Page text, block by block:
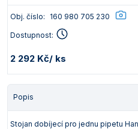
Obj. číslo: 160 980 705 230
Dostupnost:
2 292 Kč/ ks
Popis
Stojan dobíjecí pro jednu pipetu